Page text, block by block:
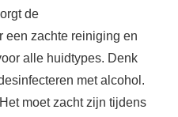
de
een zachte reiniging en
alle huidtypes. Denk
met alcohol.
moet zacht zijn tijdens